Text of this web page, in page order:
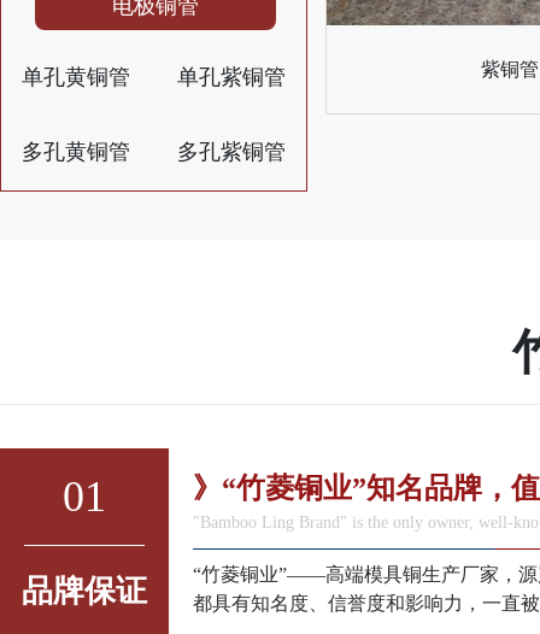
电极铜管
单孔黄铜管 单孔紫铜管
多孔黄铜管 多孔紫铜管
紫铜管
01
品牌保证
》“竹菱铜业”知名品牌，
"Bamboo Ling Brand" is the only owner, well-
“竹菱铜业”——高端模具铜生产厂家，
都具有知名度、信誉度和影响力，一直